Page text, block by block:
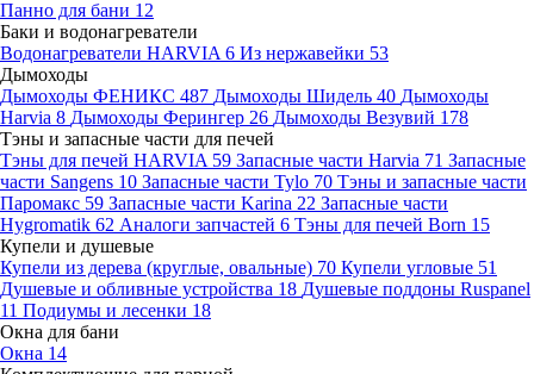
Панно для бани 12
Баки и водонагреватели
Водонагреватели HARVIA 6 Из нержавейки 53
Дымоходы
Дымоходы ФЕНИКС 487 Дымоходы Шидель 40 Дымоходы
Harvia 8 Дымоходы Ферингер 26 Дымоходы Везувий 178
Тэны и запасные части для печей
Тэны для печей HARVIA 59 Запасные части Harvia 71 Запасные
части Sangens 10 Запасные части Tylo 70 Тэны и запасные части
Паромакс 59 Запасные части Karina 22 Запасные части
Hygromatik 62 Аналоги запчастей 6 Тэны для печей Born 15
Купели и душевые
Купели из дерева (круглые, овальные) 70 Купели угловые 51
Душевые и обливные устройства 18 Душевые поддоны Ruspanel
11 Подиумы и лесенки 18
Окна для бани
Окна 14